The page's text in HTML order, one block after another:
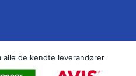
alle de kendte leverandører